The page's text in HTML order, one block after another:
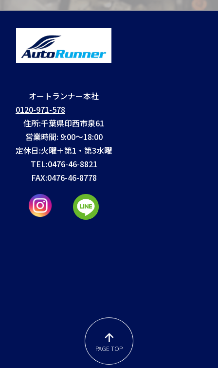
オートランナー本社
0120-971-578
住所:千葉県印西市泉61
営業時間: 9:00～18:00
定休日:火曜＋第1・第3水曜
TEL:0476-46-8821
FAX:0476-46-8778
PAGE TOP